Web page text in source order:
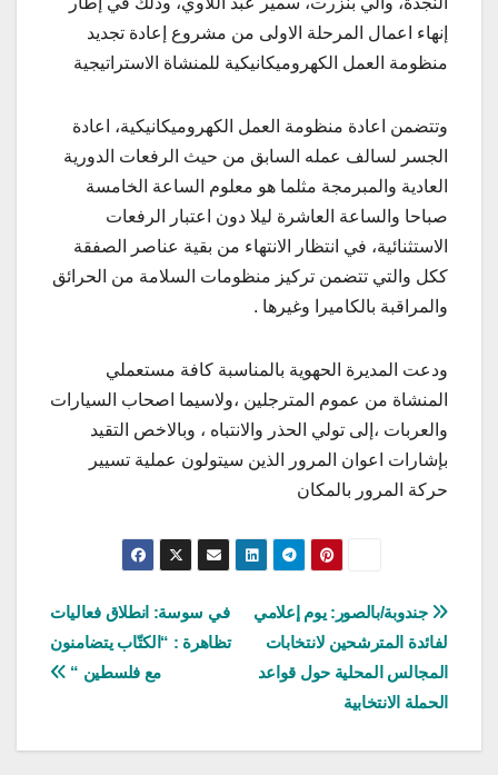
إنهاء اعمال المرحلة الاولى من مشروع إعادة تجديد
منظومة العمل الكهروميكانيكية للمنشاة الاستراتيجية
وتتضمن اعادة منظومة العمل الكهروميكانيكية، اعادة
الجسر لسالف عمله السابق من حيث الرفعات الدورية
العادية والمبرمجة مثلما هو معلوم الساعة الخامسة
صباحا والساعة العاشرة ليلا دون اعتبار الرفعات
الاستثنائية، في انتظار الانتهاء من بقية عناصر الصفقة
ككل والتي تتضمن تركيز منظومات السلامة من الحرائق
والمراقبة بالكاميرا وغيرها .
ودعت المديرة الحهوية بالمناسبة كافة مستعملي
المنشاة من عموم المترجلين ،ولاسيما اصحاب السيارات
والعربات ،إلى تولي الحذر والانتباه ، وبالاخص التقيد
بإشارات اعوان المرور الذين سيتولون عملية تسيير
حركة المرور بالمكان
تصفّح
المقالات
في سوسة: انطلاق فعاليات
تظاهرة : “الكتّاب يتضامنون
مع فلسطين “
جندوبة/بالصور: يوم إعلامي
لفائدة المترشحين لانتخابات
المجالس المحلية حول قواعد
الحملة الانتخابية